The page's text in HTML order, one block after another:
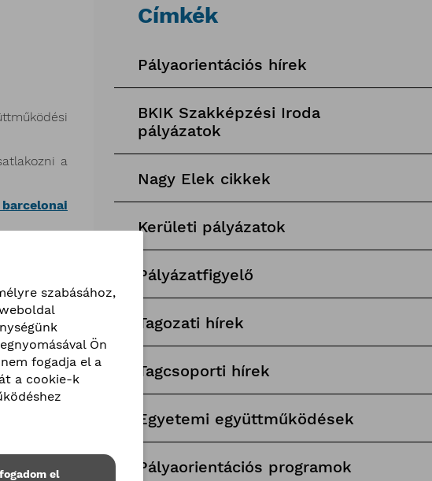
a
Címkék
Pályaorientációs hírek
BKIK Szakképzési Iroda
pályázatok
Nagy Elek cikkek
Kerületi pályázatok
Pályázatfigyelő
Tagozati hírek
Tagcsoporti hírek
Egyetemi együttműködések
Pályaorientációs programok
szabásához,
Ön
fogadja el a
a cookie-k
el